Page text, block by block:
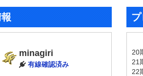
minagiri
有線確認済み